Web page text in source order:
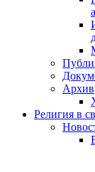
Архив
Религия в